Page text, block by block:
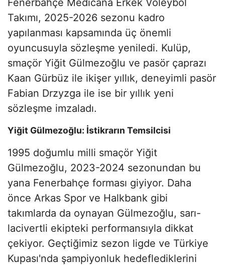
Takımı, 2025-2026 sezonu kadro
yapılanması kapsamında üç önemli
oyuncusuyla sözleşme yeniledi. Kulüp,
smaçör Yiğit Gülmezoğlu ve pasör çaprazı
Kaan Gürbüz ile ikişer yıllık, deneyimli pasör
Fabian Drzyzga ile ise bir yıllık yeni
sözleşme imzaladı.
Yiğit Gülmezoğlu: İstikrarın Temsilcisi
1995 doğumlu milli smaçör Yiğit
Gülmezoğlu, 2023-2024 sezonundan bu
yana Fenerbahçe forması giyiyor. Daha
önce Arkas Spor ve Halkbank gibi
takımlarda da oynayan Gülmezoğlu, sarı-
lacivertli ekipteki performansıyla dikkat
çekiyor. Geçtiğimiz sezon ligde ve Türkiye
Kupası'nda şampiyonluk hedeflediklerini